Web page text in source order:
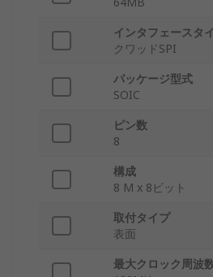
インタフェースタ
クワッドSPI
パッケージ型式
SOIC
ピン数
8
構成
8 M x 8ビット
取付タイプ
表面
最大クロック周波